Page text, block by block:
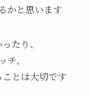
かと思います
たり、
、
とは大切です